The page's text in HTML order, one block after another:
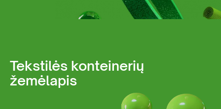
Tekstilės konteinerių
žemėlapis